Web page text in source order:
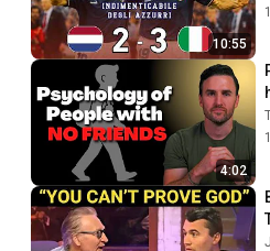
10:55
4:02